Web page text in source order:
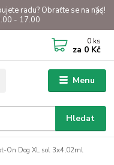
radu? Obraťte se na nás!
- 17.00
Menu
Hledat
0 ks
za 0 Kč
On Dog XL sol 3x4,02ml